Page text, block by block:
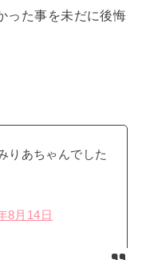
った事を未だに後悔
りあちゃんでした
8月14日